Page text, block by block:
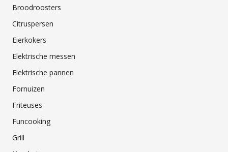
Broodroosters
Citruspersen
Eierkokers
Elektrische messen
Elektrische pannen
Fornuizen
Friteuses
Funcooking
Grill